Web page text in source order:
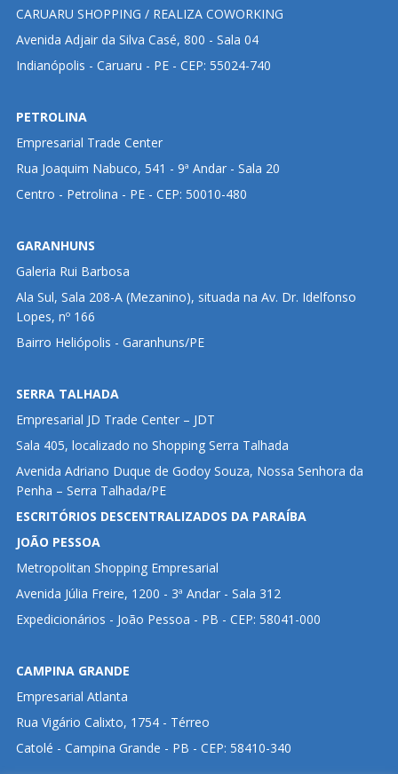
CARUARU SHOPPING / REALIZA COWORKING
Avenida Adjair da Silva Casé, 800 - Sala 04
Indianópolis - Caruaru - PE - CEP: 55024-740
PETROLINA
Empresarial Trade Center
Rua Joaquim Nabuco, 541 - 9ª Andar - Sala 20
Centro - Petrolina - PE - CEP: 50010-480
GARANHUNS
Galeria Rui Barbosa
Ala Sul, Sala 208-A (Mezanino), situada na Av. Dr. Idelfonso
Lopes, nº 166
Bairro Heliópolis - Garanhuns/PE
SERRA TALHADA
Empresarial JD Trade Center – JDT
Sala 405, localizado no Shopping Serra Talhada
Avenida Adriano Duque de Godoy Souza, Nossa Senhora da
Penha – Serra Talhada/PE
ESCRITÓRIOS DESCENTRALIZADOS DA PARAÍBA
JOÃO PESSOA
Metropolitan Shopping Empresarial
Avenida Júlia Freire, 1200 - 3ª Andar - Sala 312
Expedicionários - João Pessoa - PB - CEP: 58041-000
CAMPINA GRANDE
Empresarial Atlanta
Rua Vigário Calixto, 1754 - Térreo
Catolé - Campina Grande - PB - CEP: 58410-340